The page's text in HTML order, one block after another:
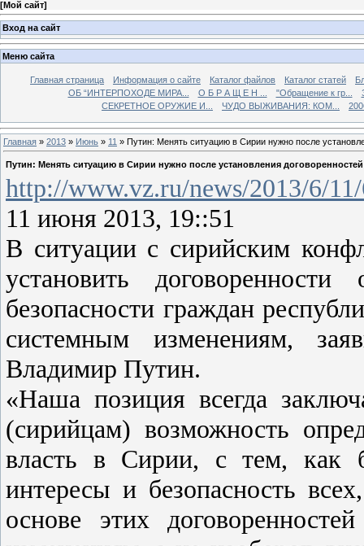
[Мой сайт]
Вход на сайт
Меню сайта
Главная страница Информация о сайте Каталог файлов Каталог статей
ОБ “ИНТЕРПОХОДЕ МИРА...
О Б Р А Щ Е Н ... "Обращение к гр...
СЕКРЕТНОЕ ОРУЖИЕ И...
ЧУДО ВЫЖИВАНИЯ: КОМ...
Главная » 2013 » Июнь » 11 » Путин: Менять ситуацию в Сирии нужно после
Путин: Менять ситуацию в Сирии нужно после установления договоренностей
http://www.vz.ru/news/2013/6/
11 июня 2013, 19::51
В ситуации с сирийским
установить
безопасности граждан
системным изменениям,
Владимир Путин.
«Наша позиция всегда
(сирийцам) возможность
власть в Сирии, с тем, как
интересы и безопасность
основе этих